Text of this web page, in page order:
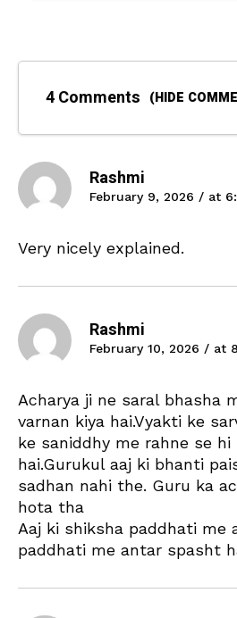
4 Comments (HIDE
Rashmi
February 9, 2026 / at
Very nicely explained.
Rashmi
February 10, 2026 / at
Acharya ji ne saral bhasha
varnan kiya hai.Vyakti ke
ke saniddhy me rahne se hi
hai.Gurukul aaj ki bhanti
sadhan nahi the. Guru ka
hota tha
Aaj ki shiksha paddhati me
paddhati me antar spasht